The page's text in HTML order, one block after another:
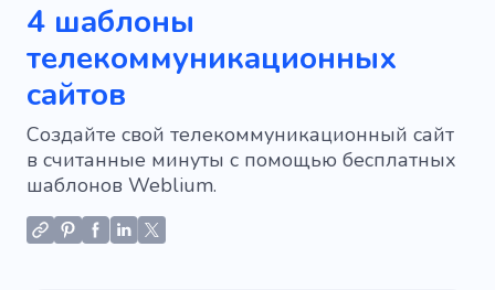
4 шаблоны
телекоммуникационных
сайтов
Создайте свой телекоммуникационный сайт
в считанные минуты с помощью бесплатных
шаблонов Weblium.